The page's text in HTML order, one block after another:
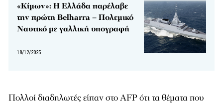
«Κίμων»: Η Ελλάδα παρέλαβε
την πρώτη Belharra – Πολεμικό
Ναυτικό με γαλλική υπογραφή
18/12/2025
Πολλοί διαδηλωτές είπαν στο AFP ότι τα θέματα που